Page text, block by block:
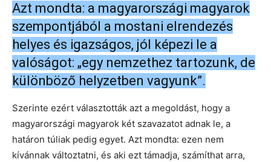
Azt mondta: a magyarországi magyarok
szempontjából a mostani elrendezés
helyes és igazságos, jól képezi le a
valóságot: „egy nemzethez tartozunk, de
különböző helyzetben vagyunk”.
Szerinte ezért választották azt a megoldást, hogy a
magyarországi magyarok két szavazatot adnak le, a
határon túliak pedig egyet. Azt mondta: ezen nem
kívánnak változtatni, és aki ezt támadja, számíthat arra,